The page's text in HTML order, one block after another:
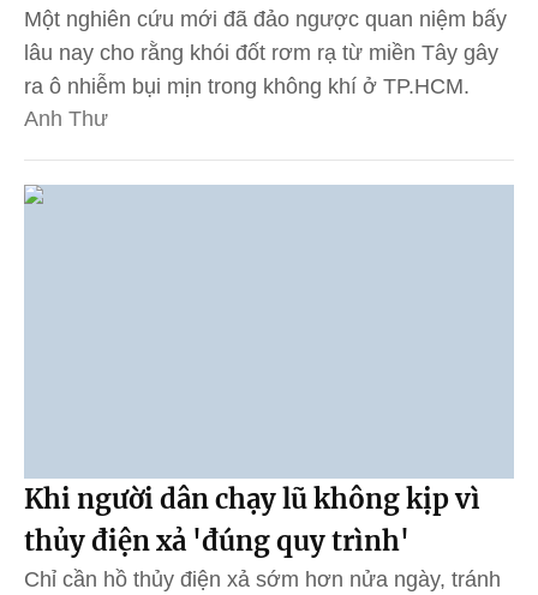
Một nghiên cứu mới đã đảo ngược quan niệm bấy
lâu nay cho rằng khói đốt rơm rạ từ miền Tây gây
ra ô nhiễm bụi mịn trong không khí ở TP.HCM.
Anh Thư
Khi người dân chạy lũ không kịp vì
thủy điện xả 'đúng quy trình'
Chỉ cần hồ thủy điện xả sớm hơn nửa ngày, tránh